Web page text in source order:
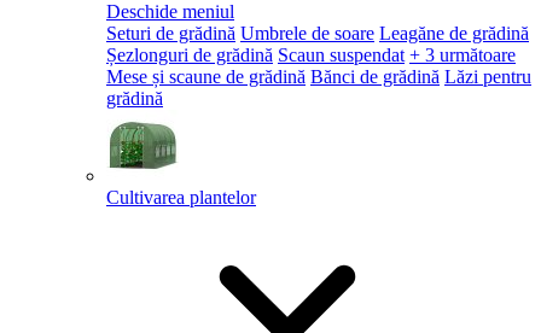
Deschide meniul
Seturi de grădină Umbrele de soare Leagăne de grădină
Șezlonguri de grădină Scaun suspendat + 3 următoare
Mese și scaune de grădină Bănci de grădină Lăzi pentru
grădină
Cultivarea plantelor